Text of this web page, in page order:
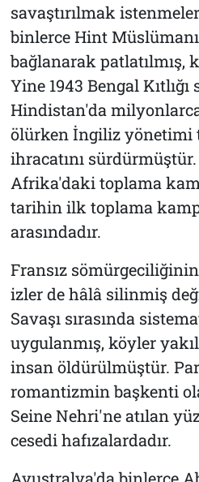
savaştırılmak
binlerce Hint
bağlanarak patlatılmış,
Yine 1943 Bengal Kıtlığı
Hindistan'da
ölürken İngiliz yönetimi
ihracatını
Afrika'daki toplama
tarihin ilk toplama
arasındadır.
Fransız sömürgeciliğinin
izler de hâlâ silinmiş
Savaşı sırasında
uygulanmış, köyler
insan öldürülmüştür.
romantizmin başkenti
Seine Nehri'ne atılan
cesedi hafızalardadır.
Avustralya'da binlerce